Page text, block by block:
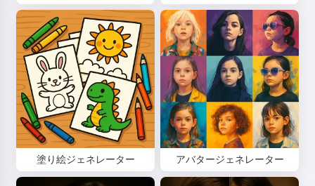
塗り絵ジェネレーター アバタージェネレーター
こんにちは！私はStorikoです👋
お子様のために魔法の寝かしつけ
のお話をします🌟